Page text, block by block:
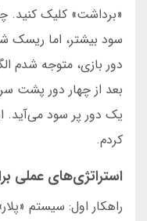
«برداشت» کلیک کنید.
دور بازی، متوجه شدم
یک دور پر سود می‌آید.
کردم.
استراتژی‌های عملی
راهکار اول: سیستم